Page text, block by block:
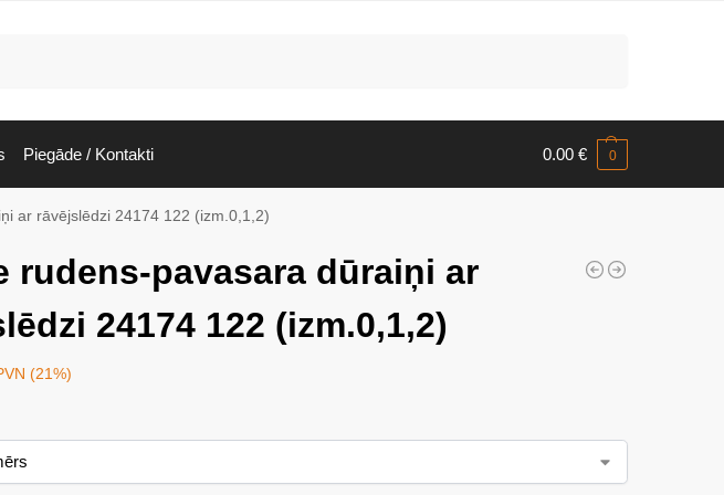
Piegāde / Kontakti 0.00 € 0
ar rāvējslēdzi 24174 122 (izm.0,1,2)
rudens-pavasara dūraiņi ar
24174 122 (izm.0,1,2)
(21%)